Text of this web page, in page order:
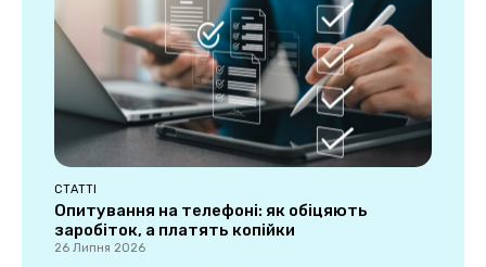
СТАТТІ
Опитування на телефоні: як обіцяють
заробіток, а платять копійки
26 Липня 2026